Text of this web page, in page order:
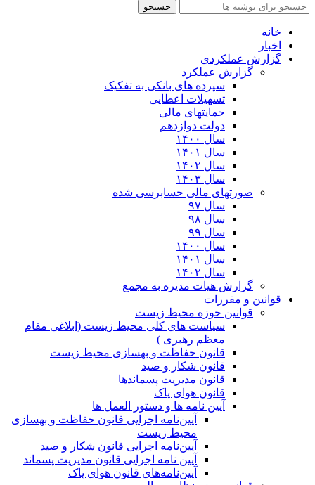
جستجو
خانه
اخبار
گزارش عملکردی
گزارش عملکرد
سپرده های بانکی به تفکیک
تسهیلات اعطایی
حمایتهای مالی
دولت دوازدهم
سال ۱۴۰۰
سال ۱۴۰۱
سال ۱۴۰۲
سال ۱۴۰۳
صورتهای مالی حسابرسی شده
سال ۹۷
سال ۹۸
سال ۹۹
سال ۱۴۰۰
سال ۱۴۰۱
سال ۱۴۰۲
گزارش هیات مدیره به مجمع
قوانین و مقررات
قوانین حوزه محیط زیست
ﺳﯿﺎﺳﺖ ﻫﺎی ﮐﻠﯽ ﻣﺤﯿﻂ زﯾﺴﺖ (ابلاغی مقام
معظم رهبری )
قانون حفاظت و بهسازی محیط زیست
قانون شکار و صید
قانون مدیریت پسماندها
قانون هوای پاک
آیین نامه ها و دستور العمل ها
آیین‌نامه اجرایی قانون حفاظت و بهسازی
محیط زیست
آیین‌نامه اجرایی قانون شکار و صید
آیین نامه اجرایی قانون مدیریت پسماند
آیین‌نامه‌های قانون هوای پاک